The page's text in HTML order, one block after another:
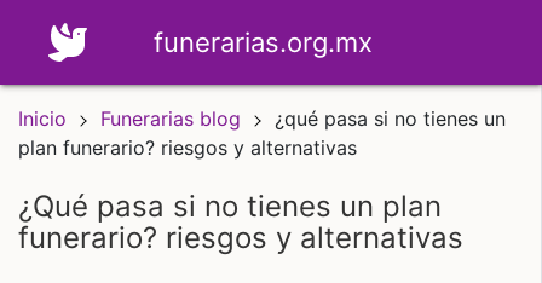
funerarias.org.mx
Inicio Funerarias blog
¿qué pasa si no tienes un
plan funerario? riesgos y alternativas
¿qué pasa si no tienes un plan
funerario? riesgos y alternativas